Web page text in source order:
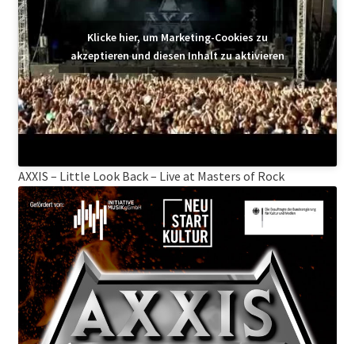
Klicke hier, um Marketing-Cookies zu
akzeptieren und diesen Inhalt zu aktivieren
AXXIS – Little Look Back – Live at Masters of Rock